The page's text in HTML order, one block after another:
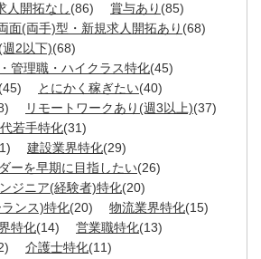
人開拓なし(86) 賞与あり (85)
面(両手)型・新規求人開拓あり (68)
2以下)(68)
管理職・ハイクラス特化(45)
(45) とにかく稼ぎたい(40)
リモートワークあり(週3以上)(37)
若手特化(31)
建設業界特化(29)
ーを早期に目指したい(26)
ジニア(経験者)特化(20)
ンス)特化(20) 物流業界特化(15)
特化(14) 営業職特化(13)
介護士特化(11)